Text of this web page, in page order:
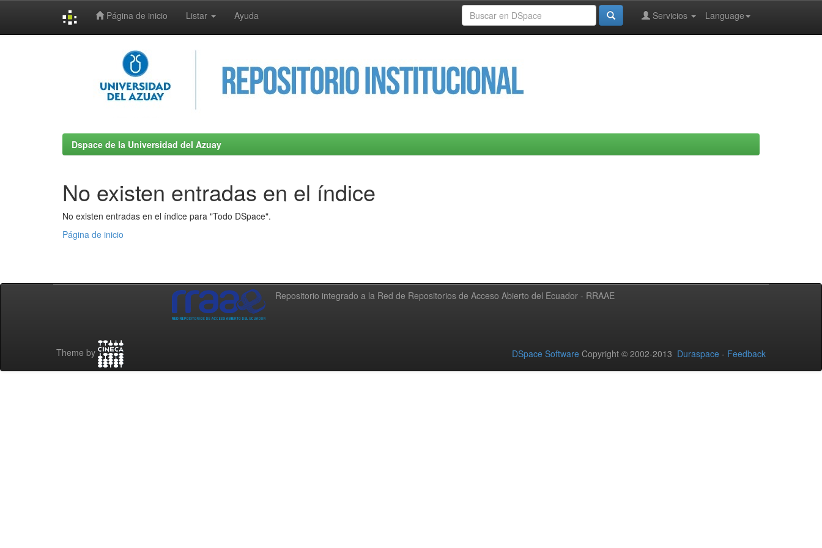
Página de inicio Listar Ayuda Language
Servicios
Dspace de la Universidad del Azuay
No existen entradas en el índice
No existen entradas en el índice para "Todo DSpace".
Página de inicio
Repositorio integrado a la Red de Repositorios de Acceso Abierto del Ecuador - RRAAE
Theme by DSpace Software Copyright © 2002-2013 Duraspace - Feedback